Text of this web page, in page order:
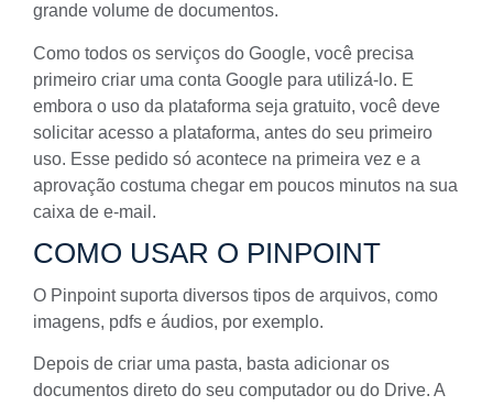
grande volume de documentos.
Como todos os serviços do Google, você precisa
primeiro criar uma conta Google para utilizá-lo. E
embora o uso da plataforma seja gratuito, você deve
solicitar acesso a plataforma, antes do seu primeiro
uso. Esse pedido só acontece na primeira vez e a
aprovação costuma chegar em poucos minutos na sua
caixa de e-mail.
COMO USAR O PINPOINT
O Pinpointsuporta diversos tipos de arquivos, como
imagens, pdfs e áudios, por exemplo.
Depois de criar uma pasta, basta adicionar os
documentos direto do seu computador ou do Drive. A